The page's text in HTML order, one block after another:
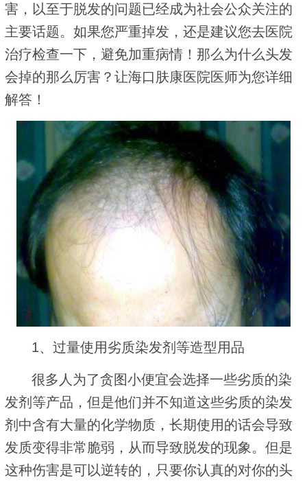
害，以至于脱发的问题已经成为社会公众关注的
主要话题。如果您严重掉发，还是建议您去医院
治疗检查一下，避免加重病情！那么为什么头发
会掉的那么厉害？让海口肤康医院医师为您详细
解答！
1、过量使用劣质染发剂等造型用品
很多人为了贪图小便宜会选择一些劣质的染
发剂等产品，但是他们并不知道这些劣质的染发
剂中含有大量的化学物质，长期使用的话会导致
发质变得非常脆弱，从而导致脱发的现象。但是
这种伤害是可以逆转的，只要你认真的对你的头